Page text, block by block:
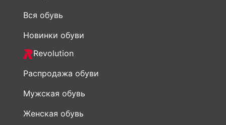
Вся обувь
Новинки обуви
Revolution
Распродажа обуви
Мужская обувь
Женская обувь